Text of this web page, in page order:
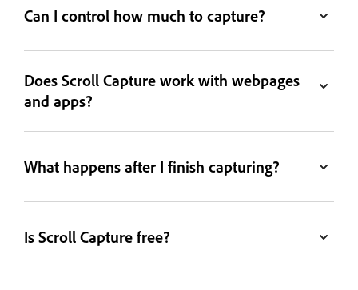
Can I control how much to capture?
Does Scroll Capture work with webpages
and apps?
What happens after I finish capturing?
Is Scroll Capture free?